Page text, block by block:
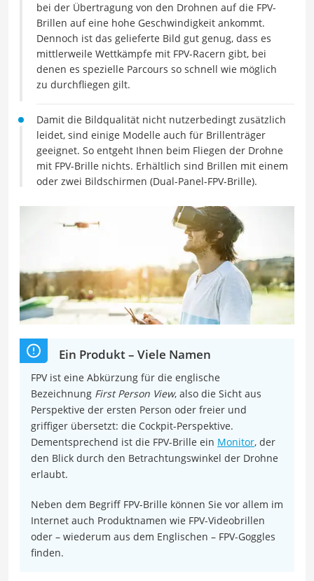
bei der Übertragung von den Drohnen auf die FPV-
Brillen auf eine hohe Geschwindigkeit ankommt.
Dennoch ist das gelieferte Bild gut genug, dass es
mittlerweile Wettkämpfe mit FPV-Racern gibt, bei
denen es spezielle Parcours so schnell wie möglich
zu durchfliegen gilt.
Damit die Bildqualität nicht nutzerbedingt zusätzlich
leidet, sind einige Modelle auch für Brillenträger
geeignet. So entgeht Ihnen beim Fliegen der Drohne
mit FPV-Brille nichts. Erhältlich sind Brillen mit einem
oder zwei Bildschirmen (Dual-Panel-FPV-Brille).
Ein Produkt – Viele Namen
FPV ist eine Abkürzung für die englische
Bezeichnung First Person View, also die Sicht aus
Perspektive der ersten Person oder freier und
griffiger übersetzt: die Cockpit-Perspektive.
Dementsprechend ist die FPV-Brille ein Monitor, der
den Blick durch den Betrachtungswinkel der Drohne
erlaubt.
Neben dem Begriff FPV-Brille können Sie vor allem im
Internet auch Produktnamen wie FPV-Videobrillen
oder – wiederum aus dem Englischen – FPV-Goggles
finden.